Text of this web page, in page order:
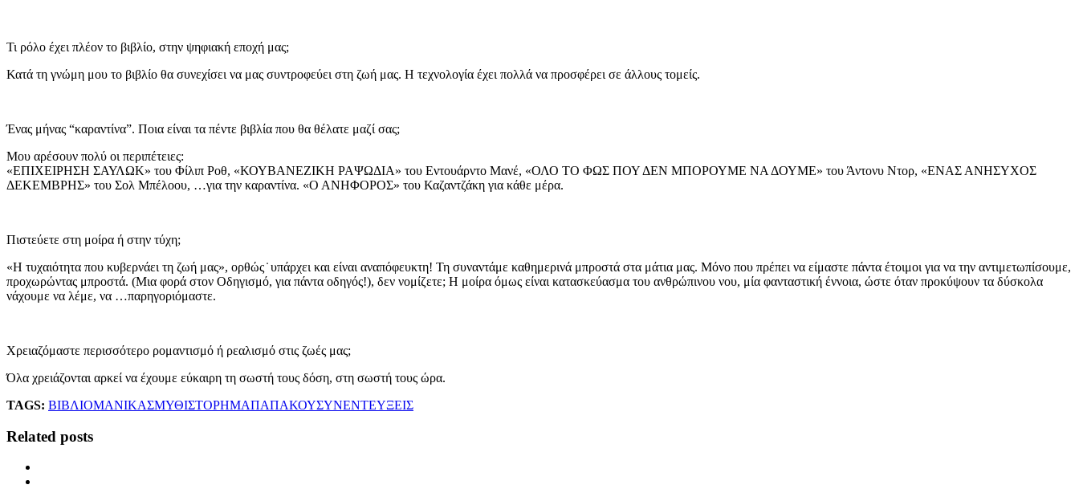
Τι ρόλο έχει πλέον το βιβλίο, στην ψηφιακή εποχή μας;
Κατά τη γνώμη μου το βιβλίο θα συνεχίσει να μας συντροφεύει στη ζωή μας. Η τεχνολογία έχει πολλά να προσφέρει σε άλλους τομείς.
Ένας μήνας “καραντίνα”. Ποια είναι τα πέντε βιβλία που θα θέλατε μαζί σας;
Μου αρέσουν πολύ οι περιπέτειες:
«ΕΠΙΧΕΙΡΗΣΗ ΣΑΥΛΩΚ» του Φίλιπ Ροθ, «ΚΟΥΒΑΝΕΖΙΚΗ ΡΑΨΩΔΙΑ» του Εντουάρντο Μανέ, «ΟΛΟ ΤΟ ΦΩΣ ΠΟΥ ΔΕΝ ΜΠΟΡΟΥΜΕ ΝΑ ΔΟΥΜΕ» του Άντονυ Ντορ, «ΕΝΑΣ ΑΝΗΣΥΧΟΣ
ΔΕΚΕΜΒΡΗΣ» του Σολ Μπέλοου, …για την καραντίνα. «Ο ΑΝΗΦΟΡΟΣ» του Καζαντζάκη για κάθε μέρα.
Πιστεύετε στη μοίρα ή στην τύχη;
«Η τυχαιότητα που κυβερνάει τη ζωή μας», ορθώς ̇ υπάρχει και είναι αναπόφευκτη! Τη συναντάμε καθημερινά μπροστά στα μάτια μας. Μόνο που πρέπει να είμαστε πάντα έτοιμοι για να την αντιμετωπίσουμε,
προχωρώντας μπροστά. (Μια φορά στον Οδηγισμό, για πάντα οδηγός!), δεν νομίζετε; Η μοίρα όμως είναι κατασκεύασμα του ανθρώπινου νου, μία φανταστική έννοια, ώστε όταν προκύψουν τα δύσκολα
νάχουμε να λέμε, να …παρηγοριόμαστε.
Χρειαζόμαστε περισσότερο ρομαντισμό ή ρεαλισμό στις ζωές μας;
Όλα χρειάζονται αρκεί να έχουμε εύκαιρη τη σωστή τους δόση, στη σωστή τους ώρα.
TAGS: ΒΙΒΛΙΟΜΑΝΙΚΑΣΜΥΘΙΣΤΟΡΗΜΑΠΑΠΑΚΟΥΣΥΝΕΝΤΕΥΞΕΙΣ
Related posts